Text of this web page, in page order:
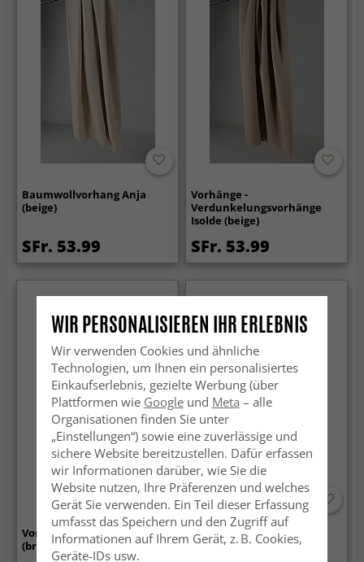
Baumwollvorhang Anja
(beige)
SFr. 53.99
Vorhänge -
Verdunkelungsvorhänge
Isolde (beige)
SFr. 53.99
Vorhang - Shiloh
(braun/beige)
Vorhang - Hudson (beige)
WIR PERSONALISIEREN IHR ERLEBNIS
Wir verwenden Cookies und ähnliche
Technologien, um Ihnen ein personalisiertes
Einkaufserlebnis, gezielte Werbung (über
Plattformen wie Googleund Meta – alle
Organisationen finden Sie unter
„Einstellungen“) sowie eine zuverlässige und
sichere Website bereitzustellen. Dafür erfassen
wir Informationen darüber, wie Sie die
Website nutzen, Ihre Präferenzen und welches
Gerät Sie verwenden. Ein Teil dieser Erfassung
umfasst das Speichern und den Zugriff auf
Informationen auf Ihrem Gerät, z. B. Cookies,
Geräte-IDs usw.